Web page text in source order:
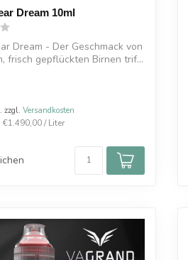
Dream 10ml
Dream - Der Geschmack von
frisch gepflückten Birnen trif...
zzgl. Versandkosten
/ Liter